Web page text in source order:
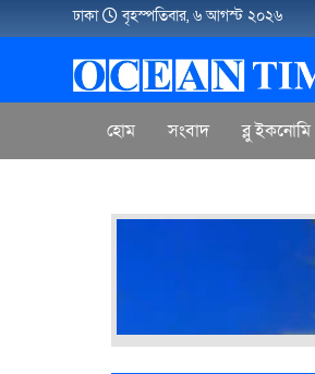
ঢাকা বৃহস্পতিবার, ৬ আগস্ট ২০২৬
হোম সংবাদ ব্লু ইকনোমি